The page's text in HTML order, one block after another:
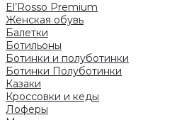
El’Rosso Premium
Женская обувь
Балетки
Ботильоны
Ботинки и полуботинки
Ботинки Полуботинки
Казаки
Кроссовки и кеды
Лоферы